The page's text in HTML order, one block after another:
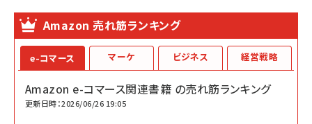
Amazon 売れ筋ランキング
e-コマース
Amazon e-コマース関連書籍 の売れ筋ランキング
更新日時：2026/06/26 19:05
マーケ ビジネス 経営戦略